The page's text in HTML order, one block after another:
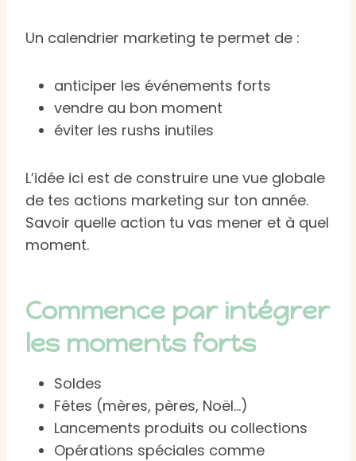
Un calendrier marketing te permet de :
anticiper les événements forts
vendre au bon moment
éviter les rushs inutiles
L’idée ici est de construire une vue globale
de tes actions marketing sur ton année.
Savoir quelle action tu vas mener et à quel
moment.
Commence par intégrer
les moments forts
Soldes
Fêtes (mères, pères, Noël…)
Lancements produits ou collections
Opérations spéciales comme